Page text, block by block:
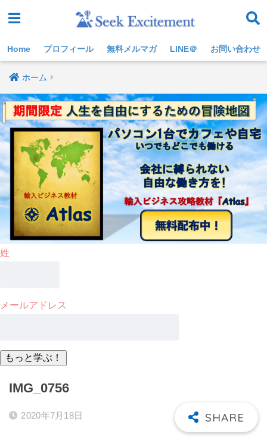
Home プロフィール 無料メルマガ LINE＠ お問い合わせ
ホーム
姓
メールアドレス
IMG_0756
2020年7月18日